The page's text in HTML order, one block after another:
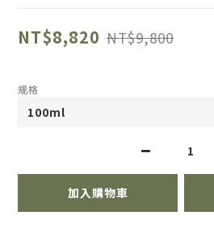
NT$8,820 NT$9,800
规格
加入購物車